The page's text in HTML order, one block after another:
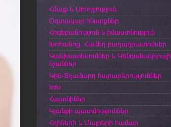
Հմայք և Առողջություն
Օգտակար հնարքներ
Հոգեբանություն և իմաստնություն
Խոհանոց. Համեղ բաղադրատոմսեր
Կանխատեսումներ և Կենդանակերպի
նշաններ
Կին-Տղամարդ հարաբերություններ
Info
Հայտնիներ
Կյանքի պատմություններ
Հղիների և Մայրերի համար